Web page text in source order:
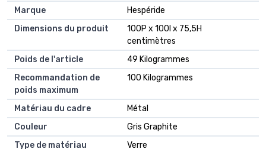
Marque
Hespéride
Dimensions du produit
100P x 100l x 75,5H
centimètres
Poids de l'article
49 Kilogrammes
Recommandation de
poids maximum
100 Kilogrammes
Matériau du cadre
Métal
Couleur
Gris Graphite
Type de matériau
Verre